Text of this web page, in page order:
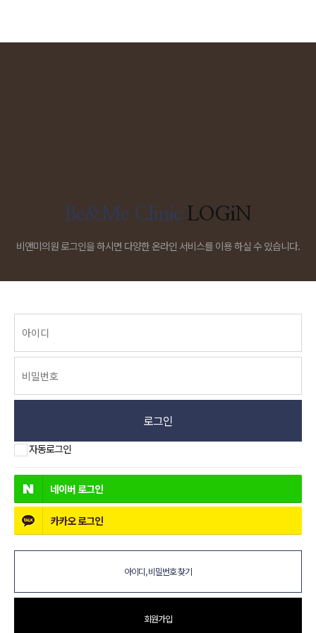
Be&Me Clinic LOGiN
비앤미의원 로그인을 하시면 다양한 온라인 서비스를 이용 하실 수 있습니다.
로그인
자동로그인
네이버 로그인
카카오로그인
아이디, 비밀번호 찾기
회원가입